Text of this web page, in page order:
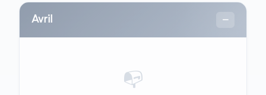
Avril —
📭